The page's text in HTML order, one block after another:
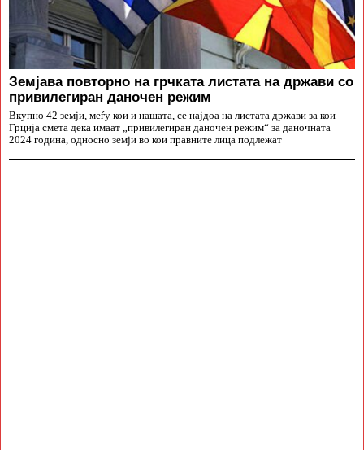
Земјава повторно на грчката листата на држави со
привилегиран даночен режим
Вкупно 42 земји, меѓу кои и нашата, се најдоа на листата држави за кои
Грција смета дека имаат „привилегиран даночен режим“ за даночната
2024 година, односно земји во кои правните лица подлежат